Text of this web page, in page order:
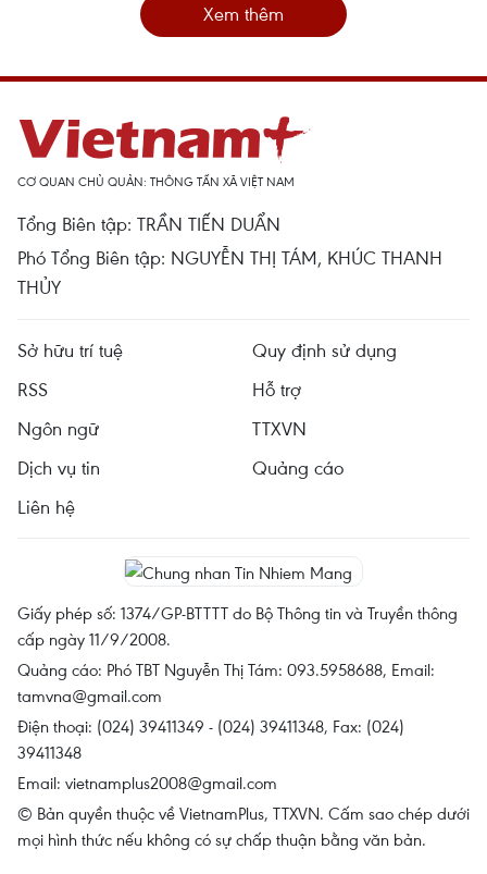
Xem thêm
CƠ QUAN CHỦ QUẢN: THÔNG TẤN XÃ VIỆT NAM
Tổng Biên tập: TRẦN TIẾN DUẨN
Phó Tổng Biên tập: NGUYỄN THỊ TÁM, KHÚC THANH
THỦY
Sở hữu trí tuệ
Quy định sử dụng
RSS
Hỗ trợ
Ngôn ngữ
TTXVN
Dịch vụ tin
Quảng cáo
Liên hệ
Giấy phép số: 1374/GP-BTTTT do Bộ Thông tin và Truyền thông
cấp ngày 11/9/2008.
Quảng cáo: Phó TBT Nguyễn Thị Tám: 093.5958688, Email:
tamvna@gmail.com
Điện thoại: (024) 39411349 - (024) 39411348, Fax: (024)
39411348
Email: vietnamplus2008@gmail.com
© Bản quyền thuộc về VietnamPlus, TTXVN. Cấm sao chép dưới
mọi hình thức nếu không có sự chấp thuận bằng văn bản.